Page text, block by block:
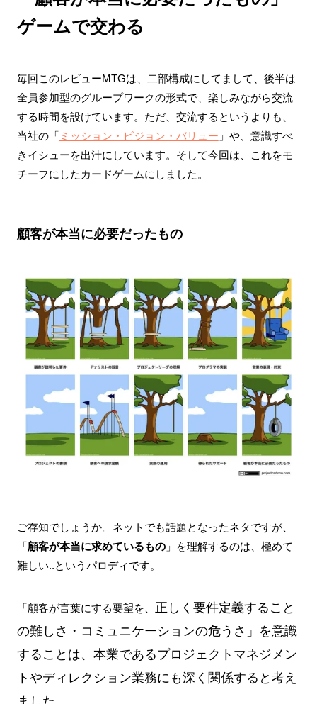
ゲームで交わる
毎回このレビューMTGは、二部構成にしてまして、後半は
全員参加型のグループワークの形式で、楽しみながら交流
する時間を設けています。ただ、交流するというよりも、
当社の「 ミッション・ビジョン・バリュー 」や、意識すべ
きイシューを出汁にしています。そして今回は、これをモ
チーフにしたカードゲームにしました。
顧客が本当に必要だったもの
ご存知でしょうか。ネットでも話題となったネタですが、
「顧客が本当に求めているもの」を理解するのは、極めて
難しい..というパロディです。
「顧客が言葉にする要望を、 正しく要件定義すること
の難しさ・ コミュニケーションの危うさ」を意識
することは、本業であるプロジェクトマネジメン
トやディレクション業務にも深く関係すると考え
ました。